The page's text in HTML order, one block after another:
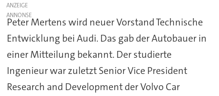
ANZEIGE
Peter Mertens wird neuer Vorstand Technische
Entwicklung bei Audi. Das gab der Autobauer in
einer Mitteilung bekannt. Der studierte
Ingenieur war zuletzt Senior Vice President
Research and Development der Volvo Car